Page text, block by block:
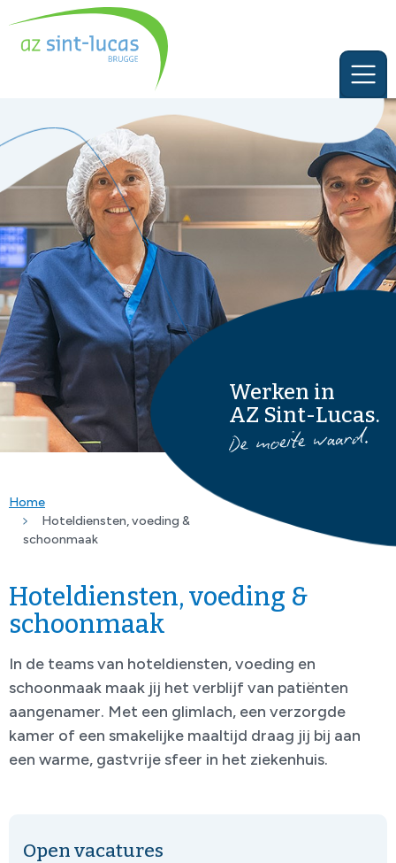
Werken in
AZ Sint-Lucas.
Home
Hoteldiensten, voeding &
schoonmaak
Hoteldiensten, voeding &
schoonmaak
In de teams van hoteldiensten, voeding en
schoonmaak maak jij het verblijf van patiënten
aangenamer. Met een glimlach, een verzorgde
kamer of een smakelijke maaltijd draag jij bij aan
een warme, gastvrije sfeer in het ziekenhuis.
Open vacatures